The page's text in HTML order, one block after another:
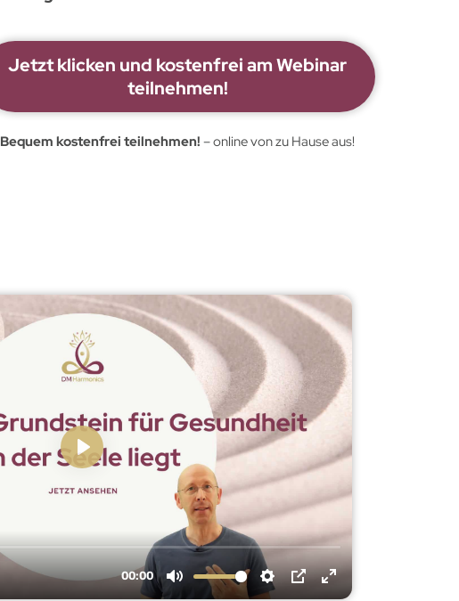
Jetzt klicken und kostenfrei am Webinar
teilnehmen!
Bequem kostenfrei teilnehmen! – online von zu Hause aus!